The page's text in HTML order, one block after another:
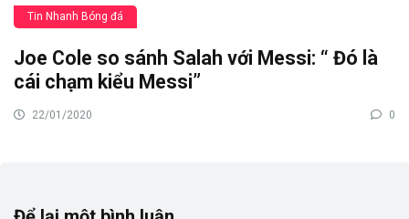
Tin Nhanh Bóng đá
Joe Cole so sánh Salah với Messi: “ Đó là
cái chạm kiểu Messi”
22/01/2020 0